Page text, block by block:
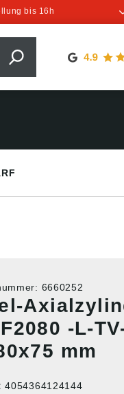
bis 16h
6660252
-L-
mm
4054364124144